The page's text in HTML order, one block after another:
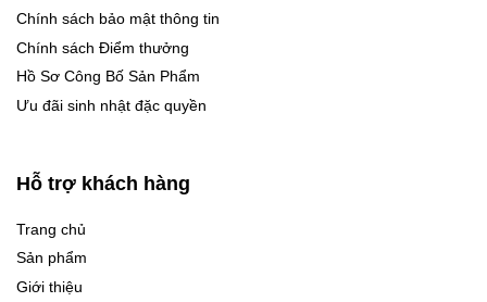
Chính sách bảo mật thông tin
Chính sách Điểm thưởng
Hồ Sơ Công Bố Sản Phẩm
Ưu đãi sinh nhật đặc quyền
Hỗ trợ khách hàng
Trang chủ
Sản phẩm
Giới thiệu